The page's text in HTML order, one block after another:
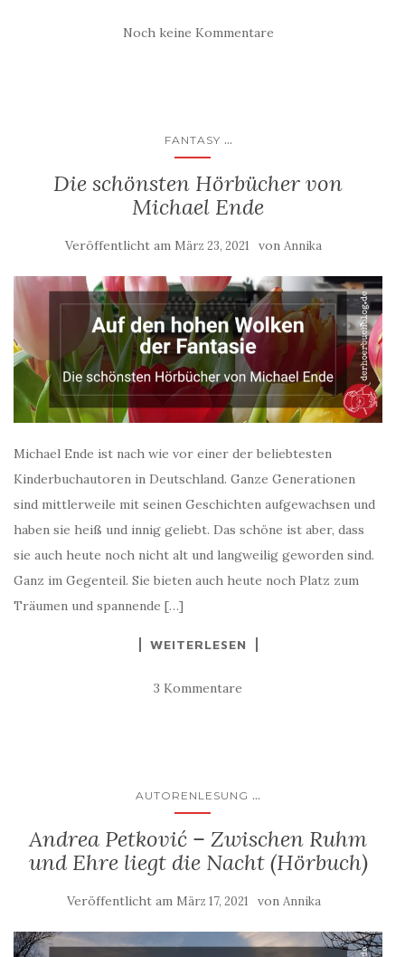
Noch keine Kommentare
FANTASY ...
Die schönsten Hörbücher von
Michael Ende
Veröffentlicht am März 23, 2021 von Annika
Michael Ende ist nach wie vor einer der beliebtesten
Kinderbuchautoren in Deutschland. Ganze Generationen
sind mittlerweile mit seinen Geschichten aufgewachsen und
haben sie heiß und innig geliebt. Das schöne ist aber, dass
sie auch heute noch nicht alt und langweilig geworden sind.
Ganz im Gegenteil. Sie bieten auch heute noch Platz zum
Träumen und spannende […]
WEITERLESEN
3 Kommentare
AUTORENLESUNG ...
Andrea Petković – Zwischen Ruhm
und Ehre liegt die Nacht (Hörbuch)
Veröffentlicht am März 17, 2021 von Annika